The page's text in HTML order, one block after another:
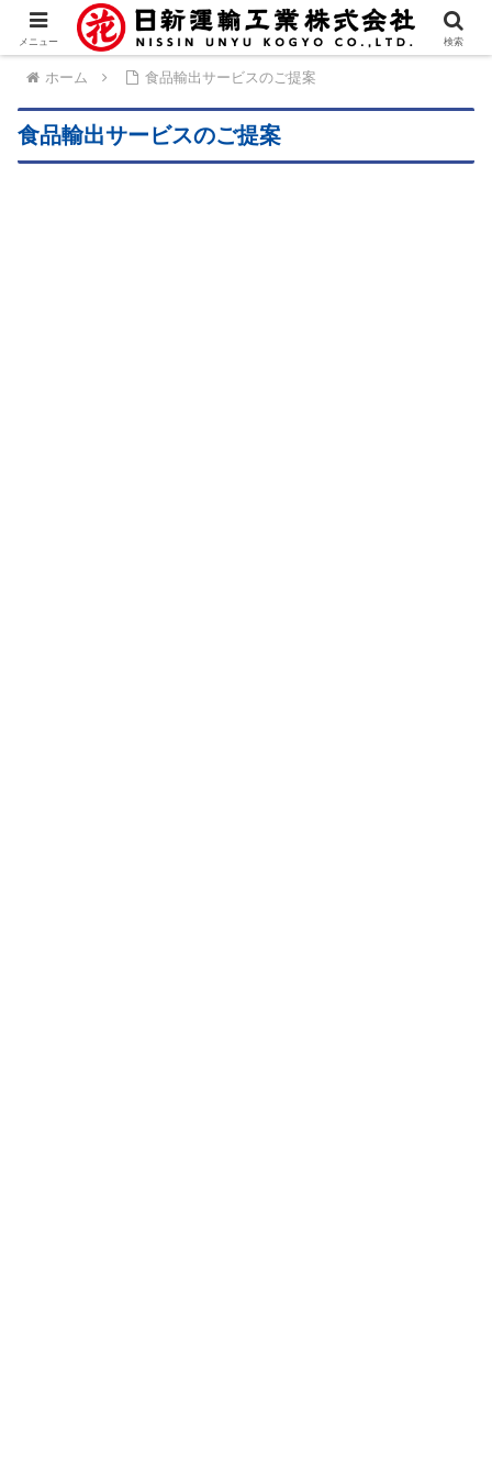
ホーム 食品輸出サービスのご提案
食品輸出サービスのご提案
メニュー 検索